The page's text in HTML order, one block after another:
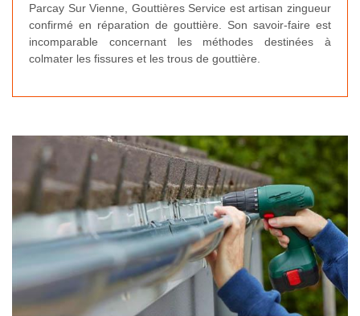
Parcay Sur Vienne, Gouttières Service est artisan zingueur
confirmé en réparation de gouttière. Son savoir-faire est
incomparable concernant les méthodes destinées à
colmater les fissures et les trous de gouttière.